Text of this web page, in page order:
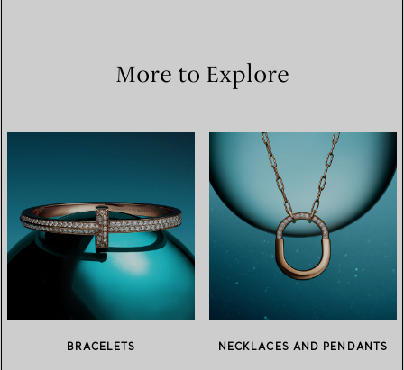
More to Explore
BRACELETS NECKLACES AND PENDANTS